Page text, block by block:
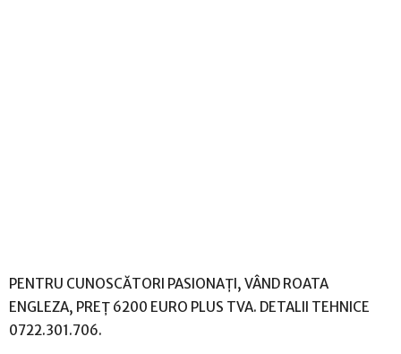
PENTRU CUNOSCĂTORI PASIONAȚI, VÂND ROATA
ENGLEZA, PREȚ 6200 EURO PLUS TVA. DETALII TEHNICE
0722.301.706.